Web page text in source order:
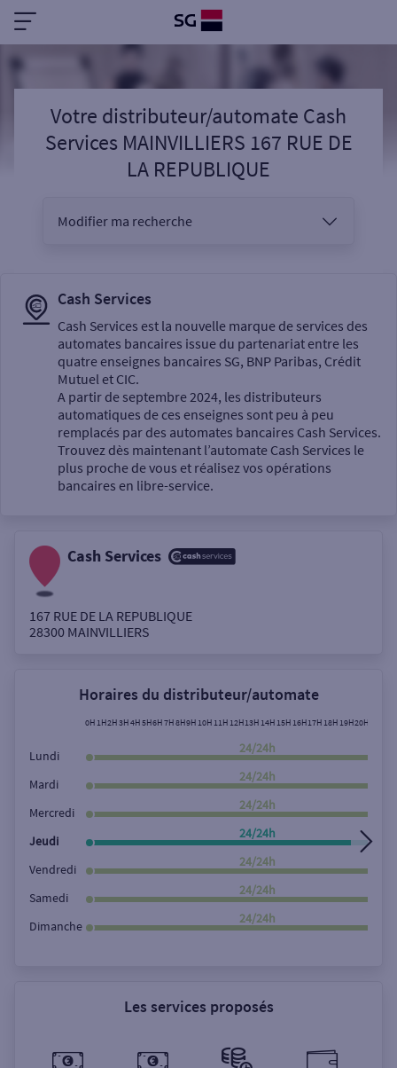
Votre distributeur/automate Cash
Services MAINVILLIERS 167 RUE DE
LA REPUBLIQUE
Modifier ma recherche
Sélectionnez votre recherche
Un service
Autour de moi
Rue
Cash Services
Cash Services est la nouvelle marque de services des
automates bancaires issue du partenariat entre les
quatre enseignes bancaires SG, BNP Paribas, Crédit
Mutuel et CIC.
A partir de septembre 2024, les distributeurs
automatiques de ces enseignes sont peu à peu
remplacés par des automates bancaires Cash Services.
Trouvez dès maintenant l’automate Cash Services le
plus proche de vous et réalisez vos opérations
bancaires en libre-service.
Cash Services
167 RUE DE LA REPUBLIQUE
28300 MAINVILLIERS
Horaires du distributeur/automate
0H 1H2H3H4H5H6H7H8H9H 10H 11H 12H13H 14H 15H 16H17H 18H 19H20H
Lundi
24/24h
Mardi
24/24h
Mercredi
24/24h
Jeudi
24/24h
Vendredi
24/24h
Samedi
24/24h
Dimanche
24/24h
Les services proposés